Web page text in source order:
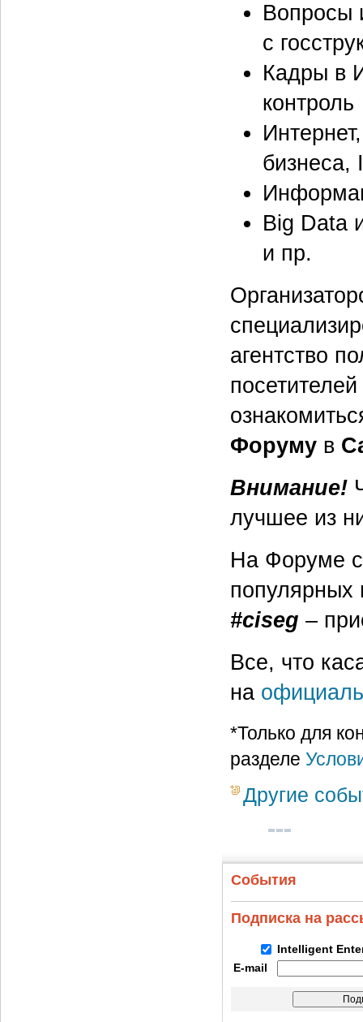
Вопросы
с
Кадры в
контроль
бизнеса,
Big Data
и пр.
агентство
Форуму в
Внимание!
лучшее из
На Форуме
популярных
#ciseg –
Все, что
на
*Только для
разделе
Другие
События
Подписка на
Intelligent
E-mail